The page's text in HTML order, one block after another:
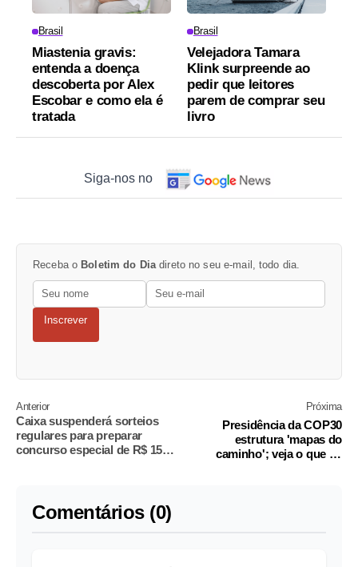
Brasil
Miastenia gravis:
entenda a doença
descoberta por Alex
Escobar e como ela é
tratada
Brasil
Velejadora Tamara
Klink surpreende ao
pedir que leitores
parem de comprar seu
livro
Siga-nos no
Receba o Boletim do Diadireto no seu e-mail, todo dia.
Inscrever
Anterior
Caixa suspenderá sorteios
regulares para preparar
concurso especial de R$ 150
Próxima
Presidência da COP30
estrutura 'mapas do
caminho'; veja o que os
Comentários (0)